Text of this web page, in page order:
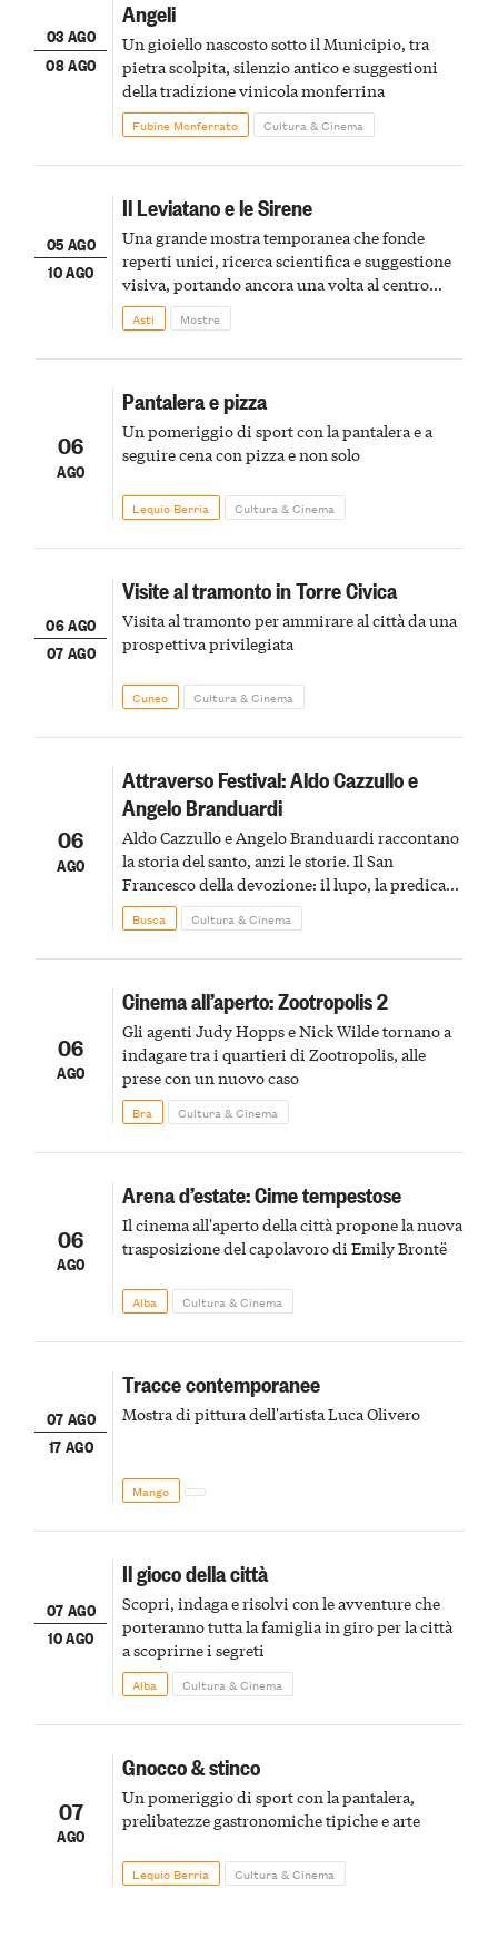
03 AGO
08 AGO
Angeli
Un gioiello nascosto sotto il Municipio, tra
pietra scolpita, silenzio antico e suggestioni
della tradizione vinicola monferrina
Fubine Monferrato Cultura & Cinema
05 AGO
10 AGO
Il Leviatano e le Sirene
Una grande mostra temporanea che fonde
reperti unici, ricerca scientifica e suggestione
visiva, portando ancora una volta al centro
della scena le meraviglie del passato astigiano
Asti Mostre
06
AGO
Pantalera e pizza
Un pomeriggio di sport con la pantalera e a
seguire cena con pizza e non solo
Lequio Berria Cultura & Cinema
06 AGO
07 AGO
Visite al tramonto in Torre Civica
Visita al tramonto per ammirare al città da una
prospettiva privilegiata
Cuneo Cultura & Cinema
06
AGO
Attraverso Festival: Aldo Cazzullo e
Angelo Branduardi
Aldo Cazzullo e Angelo Branduardi raccontano
la storia del santo, anzi le storie. Il San
Francesco della devozione: il lupo, la predica
agli uccelli, le stimmate
Busca Cultura & Cinema
06
AGO
Cinema all’aperto: Zootropolis 2
Gli agenti Judy Hopps e Nick Wilde tornano a
indagare tra i quartieri di Zootropolis, alle
prese con un nuovo caso
Bra Cultura & Cinema
06
AGO
Arena d’estate: Cime tempestose
Il cinema all'aperto della città propone la nuova
trasposizione del capolavoro di Emily Brontë
Alba Cultura & Cinema
07 AGO
17 AGO
Tracce contemporanee
Mostra di pittura dell'artista Luca Olivero
Mango
07 AGO
10 AGO
Il gioco della città
Scopri, indaga e risolvi con le avventure che
porteranno tutta la famiglia in giro per la città
a scoprirne i segreti
Alba Cultura & Cinema
07
AGO
Gnocco & stinco
Un pomeriggio di sport con la pantalera,
prelibatezze gastronomiche tipiche e arte
Lequio Berria Cultura & Cinema